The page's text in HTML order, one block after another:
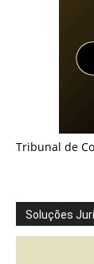
Tribunal de
Soluções